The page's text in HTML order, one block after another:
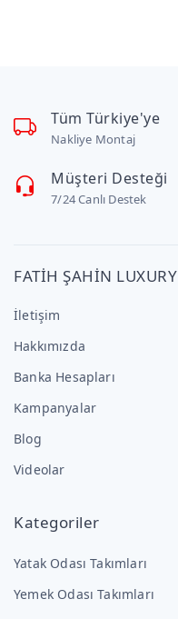
Tüm Türkiye'ye
Nakliye Montaj
Müşteri Desteği
7/24 Canlı Destek
FATİH ŞAHİN LUXURY
İletişim
Hakkımızda
Banka Hesapları
Kampanyalar
Blog
Videolar
Kategoriler
Yatak Odası Takımları
Yemek Odası Takımları